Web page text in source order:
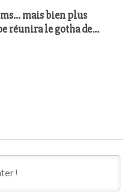
mais bien plus
réunira le gotha de
à Dakar